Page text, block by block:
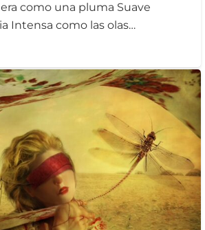
como una pluma Suave
Intensa como las olas…